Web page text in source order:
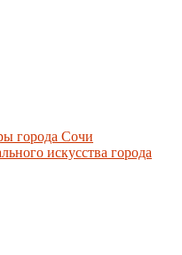
города Сочи
искусства города